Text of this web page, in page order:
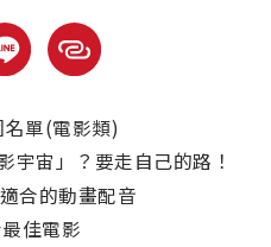
單(電影類)
宇宙」？要走自己的路！
合的動畫配音
佳電影